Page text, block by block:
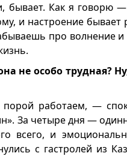
бывает. Как я говорю
и настроение
про волнение
не особо трудная?
работаем, —
За четыре дня —
всего, и
с гастролей из